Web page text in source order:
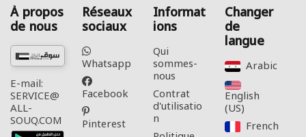
À propos
de nous
E-mail:
SERVICE@
ALL-
SOUQ.COM
Réseaux
sociaux
Whatsapp
Facebook
Pinterest
Informat
ions
Qui
sommes-
nous
Contrat
d'utilisatio
n
Changer
de
langue
Arabic‎
English
(US)‎
French‎